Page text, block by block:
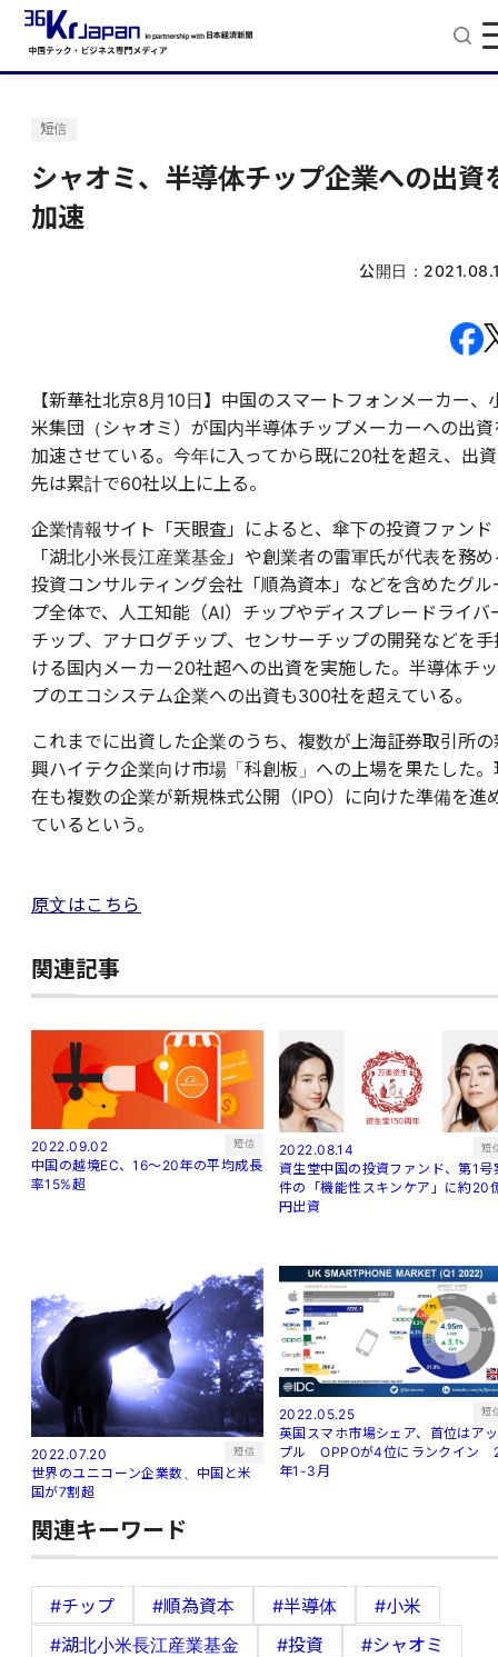
短信
シャオミ、半導体チップ企業への出資
加速
公開日：
【新華社北京8月10日】中国のスマートフォンメーカー、
米集団（シャオミ）が国内半導体チップメーカーへの出資
加速させている。今年に入ってから既に20社を超え、出資
先は累計で60社以上に上る。
企業情報サイト「天眼査」によると、傘下の投資ファンド
「湖北小米長江産業基金」や創業者の雷軍氏が代表を務め
投資コンサルティング会社「順為資本」などを含めたグル
プ全体で、人工知能（AI）チップやディスプレードライバ
チップ、アナログチップ、センサーチップの開発などを手
ける国内メーカー20社超への出資を実施した。半導体チッ
プのエコシステム企業への出資も300社を超えている。
これまでに出資した企業のうち、複数が上海証券取引所の
興ハイテク企業向け市場「科創板」への上場を果たした。
在も複数の企業が新規株式公開（IPO）に向けた準備を進
ているという。
原文はこちら
関連記事
2022.09.02 短信
中国の越境EC、16～20年の平均成長
率15%超
2022.08.14 短
資生堂中国の投資ファンド、第1号
件の「機能性スキンケア」に約20
円出資
2022.07.20 短信
世界のユニコーン企業数、中国と米
国が7割超
2022.05.25 短
英国スマホ市場シェア、首位はアッ
プル OPPOが4位にランクイン
年1-3月
関連キーワード
#チップ #順為資本 #半導体
#小米
#湖北小米長江産業基金
#投資
#シャオミ